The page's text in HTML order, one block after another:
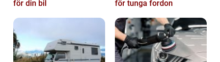
för din bil
för tunga fordon